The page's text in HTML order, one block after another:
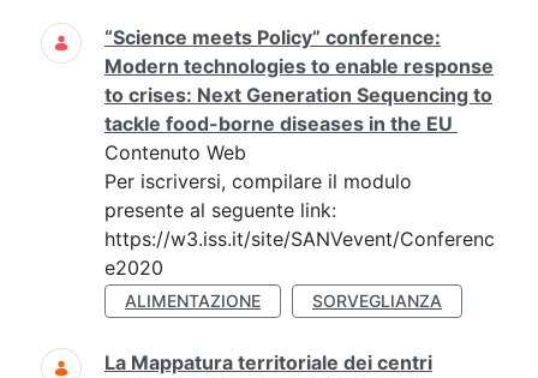
“Science meets Policy” conference:
Modern technologies to enable response
to crises: Next Generation Sequencing to
tackle food-borne diseases in the EU
Contenuto Web
Per iscriversi, compilare il modulo
presente al seguente link:
https://w3.iss.it/site/SANVevent/Conferenc
e2020
ALIMENTAZIONE SORVEGLIANZA
La Mappatura territoriale dei centri